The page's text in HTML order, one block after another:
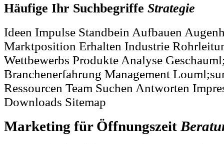
Häufige Ihr Suchbegriffe Strategie
Ideen Impulse Standbein Aufbauen
Marktposition Erhalten Industrie
Wettbewerbs Produkte Analyse
Branchenerfahrung Management
Ressourcen Team Suchen Antworten
Downloads Sitemap
Marketing für Öffnungszeit